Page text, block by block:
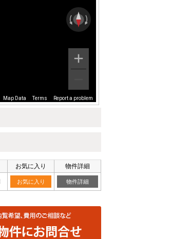
Map Data Terms Report a problem
お気に入り 物件詳細
お気に入り 物件詳細